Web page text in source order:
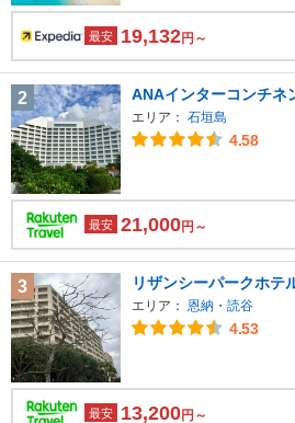
最安 19,132円～
2 ANAインターコンチネ
エリア： 石垣島
4.58
最安 21,000円～
3 リザンシーパークホテ
エリア： 恩納・読谷
4.53
最安 13,200円～